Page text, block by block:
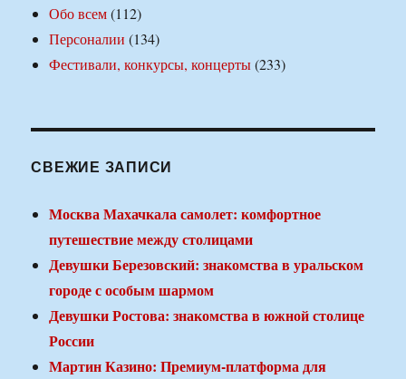
Обо всем(112)
Персоналии (134)
Фестивали, конкурсы, концерты(233)
СВЕЖИЕ ЗАПИСИ
Москва Махачкала самолет: комфортное
путешествие между столицами
Девушки Березовский: знакомства в уральском
городе с особым шармом
Девушки Ростова: знакомства в южной столице
России
Мартин Казино: Премиум-платформа для